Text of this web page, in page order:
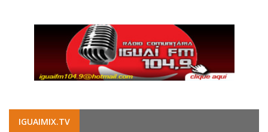
IGUAIMIX.TV